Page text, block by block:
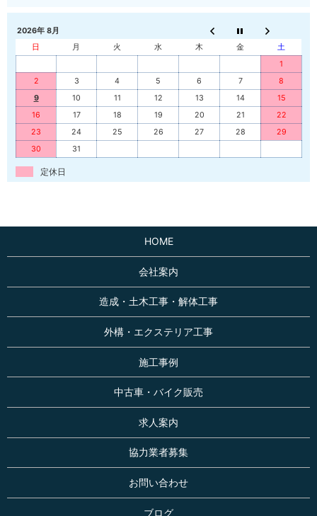
2026年 8月
日
月 火 水 木 金
土
1
2
3 4 5 6 7
8
9
10 11 12 13 14
15
16
17 18 19 20 21
22
23
24 25 26 27 28
29
30
31
定休日
HOME
会社案内
造成・土木工事・解体工事
外構・エクステリア工事
施工事例
中古車・バイク販売
求人案内
協力業者募集
お問い合わせ
ブログ